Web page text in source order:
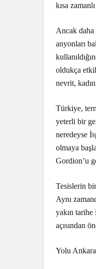
kısa
Ancak daha
anyonları
oldukça
nevrit,
Türkiye,
yeterli bir
neredeyse
olmaya
Gordion’u
Tesislerin
Aynı
yakın
açısından
Yolu